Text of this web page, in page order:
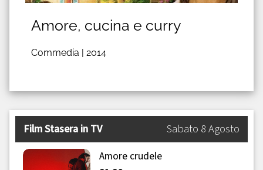
Amore, cucina e curry
Commedia | 2014